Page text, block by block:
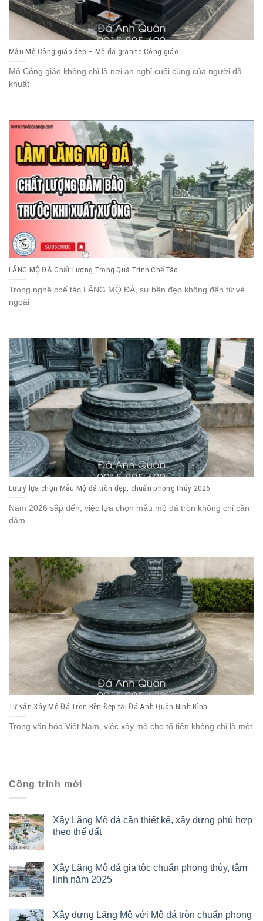
Mẫu Mộ Công giáo đẹp – Mộ đá granite Công giáo
Mộ Công giáo không chỉ là nơi an nghỉ cuối cùng của người đã
khuất
LĂNG MỘ ĐÁ Chất Lượng Trong Quá Trình Chế Tác
Trong nghề chế tác LĂNG MỘ ĐÁ, sự bền đẹp không đến từ vẻ
ngoài
Lưu ý lựa chọn Mẫu Mộ đá tròn đẹp, chuẩn phong thủy 2026
Năm 2026 sắp đến, việc lựa chọn mẫu mộ đá tròn không chỉ cần
đảm
Tư vấn Xây Mộ Đá Tròn Bền Đẹp tại Đá Anh Quân Ninh Bình
Trong văn hóa Việt Nam, việc xây mộ cho tổ tiên không chỉ là một
Công trình mới
Xây Lăng Mộ đá cần thiết kế, xây dựng phù hợp
theo thế đất
Xây Lăng Mô đá gia tộc chuẩn phong thủy, tâm
linh năm 2025
Xây dựng Lăng Mộ với Mộ đá tròn chuẩn phong